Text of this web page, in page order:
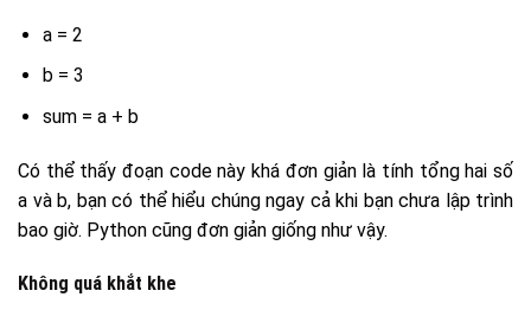
a = 2
b = 3
sum = a + b
Có thể thấy đoạn code này khá đơn giản là tính tổng hai số
a và b, bạn có thể hiểu chúng ngay cả khi bạn chưa lập trình
bao giờ. Python cũng đơn giản giống như vậy.
Không quá khắt khe